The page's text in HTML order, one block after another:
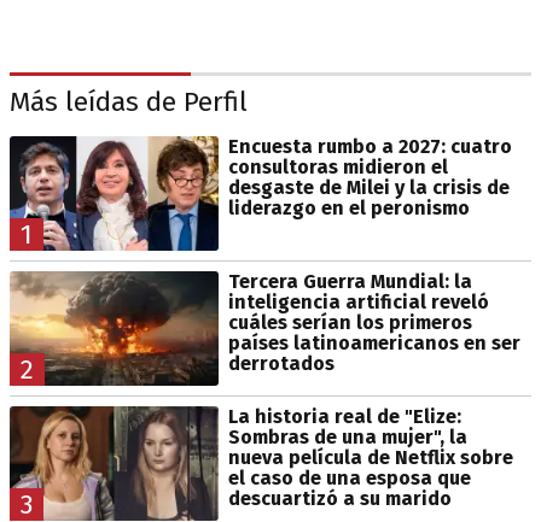
Más leídas de Perfil
1
Encuesta rumbo a 2027: cuatro
consultoras midieron el
desgaste de Milei y la crisis de
liderazgo en el peronismo
2
Tercera Guerra Mundial: la
inteligencia artificial reveló
cuáles serían los primeros
países latinoamericanos en ser
derrotados
3
La historia real de "Elize:
Sombras de una mujer", la
nueva película de Netflix sobre
el caso de una esposa que
descuartizó a su marido